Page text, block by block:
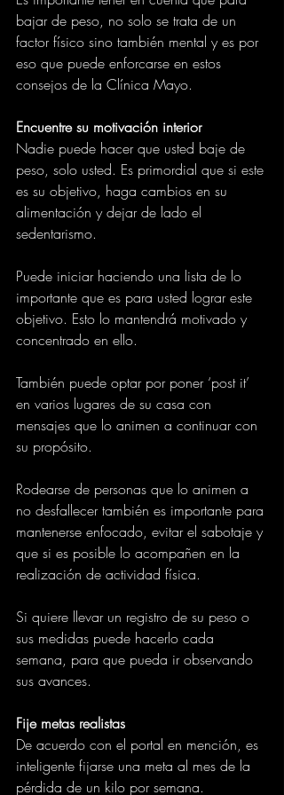
bajar de peso, no solo se trata de un
factor físico sino también mental y es por
eso que puede enforcarse en estos
consejos de la Clínica Mayo.
Encuentre su motivación interior
Nadie puede hacer que usted baje de
peso, solo usted. Es primordial que si este
es su objetivo, haga cambios en su
alimentación y dejar de lado el
sedentarismo.
Puede iniciar haciendo una lista de lo
importante que es para usted lograr este
objetivo. Esto lo mantendrá motivado y
concentrado en ello.
También puede optar por poner ‘post it’
en varios lugares de su casa con
mensajes que lo animen a continuar con
su propósito.
Rodearse de personas que lo animen a
no desfallecer también es importante para
mantenerse enfocado, evitar el sabotaje y
que si es posible lo acompañen en la
realización de actividad física.
Si quiere llevar un registro de su peso o
sus medidas puede hacerlo cada
semana, para que pueda ir observando
sus avances.
Fije metas realistas
De acuerdo con el portal en mención, es
inteligente fijarse una meta al mes de la
pérdida de un kilo por semana.